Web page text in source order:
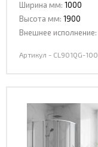
Ширина мм: 1000
Высота мм: 1900
Внешнее исполнение:
Артикул - CL901QG-100